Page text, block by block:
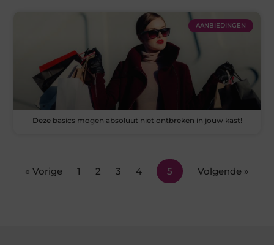
AANBIEDINGEN
Deze basics mogen absoluut niet ontbreken in jouw kast!
« Vorige 1 2 3 4 5 Volgende »